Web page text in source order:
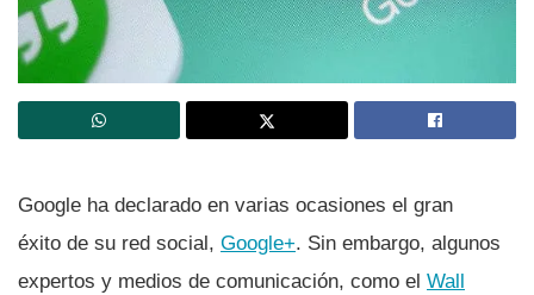
Google ha declarado en varias ocasiones el gran
éxito de su red social, Google+. Sin embargo, algunos
expertos y medios de comunicación, como el Wall